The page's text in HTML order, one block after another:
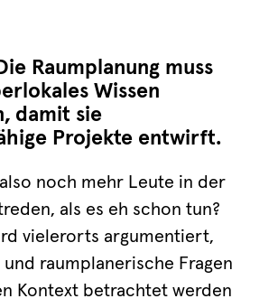
Raumplanung muss
Wissen
damit sie
Projekte entwirft.
noch mehr Leute in der
als es eh schon tun?
vielerorts argumentiert,
raumplanerische Fragen
Kontext betrachtet werden